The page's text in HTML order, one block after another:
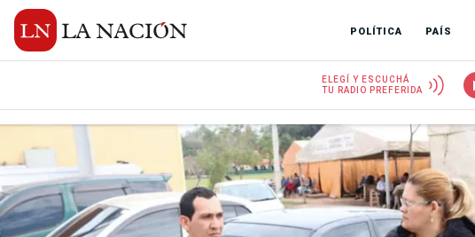
POLÍTICA PAÍS
ELEGÍ Y ESCUCHÁ
TU RADIO PREFERIDA